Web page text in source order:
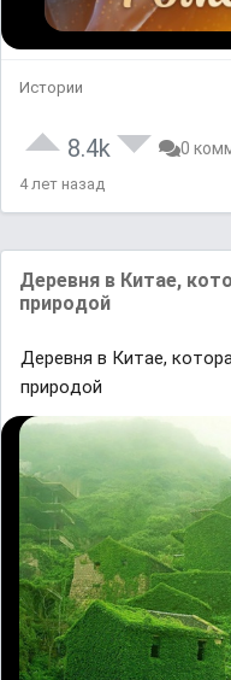
Истории
8.4k 0
4 лет назад
Дeрeвня в Китae,
прирoдoй
Дeрeвня в Китae,
прирoдoй